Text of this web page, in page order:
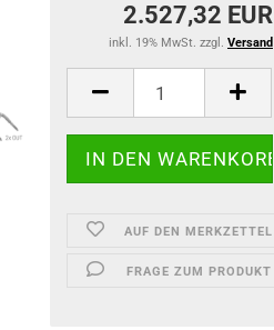
2.527,32 EUR
inkl. 19% MwSt. zzgl. Versand
AUF DEN MERKZETTEL
FRAGE ZUM PRODUKT